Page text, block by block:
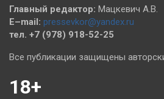
Главный редактор: Мацкевич А.В.
E–mail: pressevkor@yandex.ru
тел. +7 (978) 918-52-25
Все публикации защищены
18+